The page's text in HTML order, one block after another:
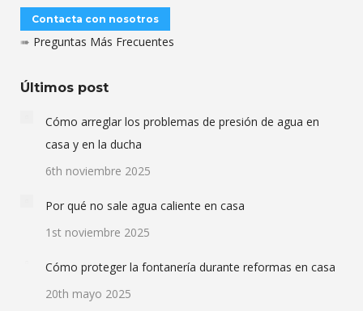
Contacta con nosotros
➠ Preguntas Más Frecuentes
Últimos post
Cómo arreglar los problemas de presión de agua en
casa y en la ducha
6th noviembre 2025
Por qué no sale agua caliente en casa
1st noviembre 2025
Cómo proteger la fontanería durante reformas en casa
20th mayo 2025